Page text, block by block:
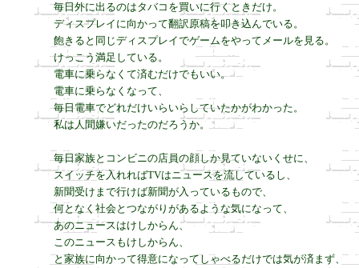
毎日外に出るのはタバコを買いに行くときだけ。
ディスプレイに向かって翻訳原稿を叩き込んでいる。
飽きると同じディスプレイでゲームをやってメールを見る。
けっこう満足している。
電車に乗らなくて済むだけでもいい。
電車に乗らなくなって、
毎日電車でどれだけいらいらしていたかがわかった。
私は人間嫌いだったのだろうか。
毎日家族とコンビニの店員の顔しか見ていないくせに、
スイッチを入れればTVはニュースを流しているし、
新聞受けまで行けば新聞が入っているもので、
何となく社会とつながりがあるような気になって、
あのニュースはけしからん、
このニュースもけしからん、
と家族に向かって得意になってしゃべるだけでは気が済まず、